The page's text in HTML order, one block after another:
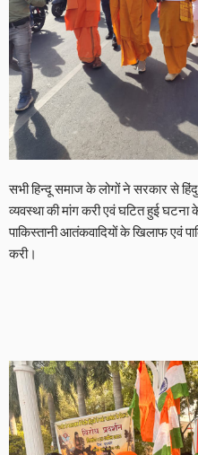
सभी हिन्दू समाज के लोगों ने सरकार से
व्यवस्था की मांग करी एवं घटित हुई घटना
पाकिस्तानी आतंकवादियों के खिलाफ एवं
करी।